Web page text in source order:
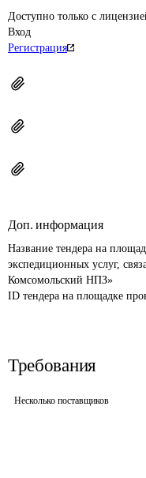
Доступно только с
Вход
Регистрация
Доп. информация
Название тендера на
экспедиционных услуг,
Комсомольский НПЗ»
ID тендера на площадке
Требования
Несколько поставщиков